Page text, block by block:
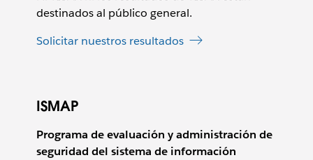
destinados al público general.
Solicitar nuestros resultados
ISMAP
Programa de evaluación y administración de
seguridad del sistema de información